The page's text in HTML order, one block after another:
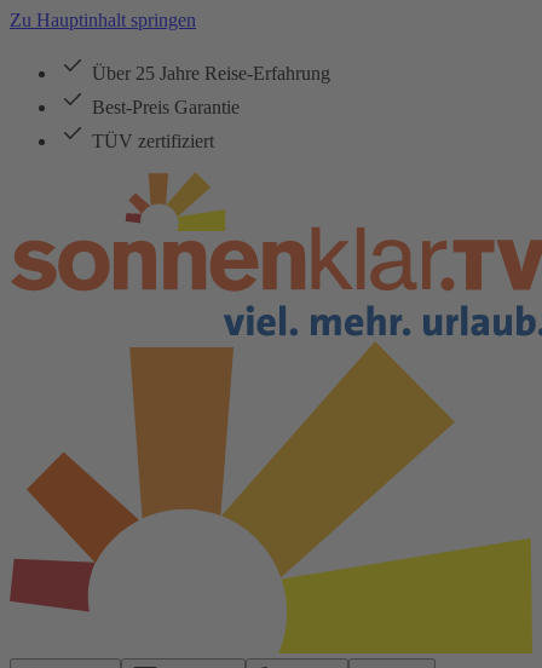
Zu Hauptinhalt springen
Über 25 Jahre Reise-Erfahrung
Best-Preis Garantie
TÜV zertifiziert